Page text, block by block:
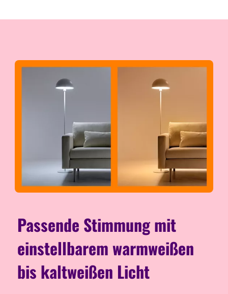
Passende Stimmung mit
einstellbarem warmweißen
bis kaltweißen Licht